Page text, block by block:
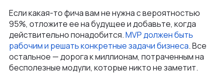
Если какая-то фича вам не нужна с вероятностью
95%, отложите ее на будущее и добавьте, когда
действительно понадобится.MVP должен быть
рабочим и решать конкретные задачи бизнеса. Все
остальное — дорога к миллионам, потраченным на
бесполезные модули, которые никто не заметит.